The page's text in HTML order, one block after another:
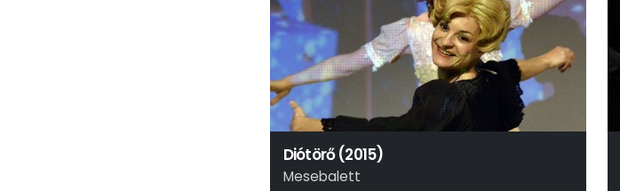
Diótörő (2015)
Mesebalett